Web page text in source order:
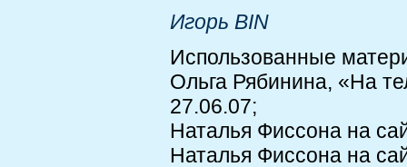
Игорь BIN
Использованные
Ольга Рябинина, «На
27.06.07;
Наталья Фиссона на
Наталья Фиссона на